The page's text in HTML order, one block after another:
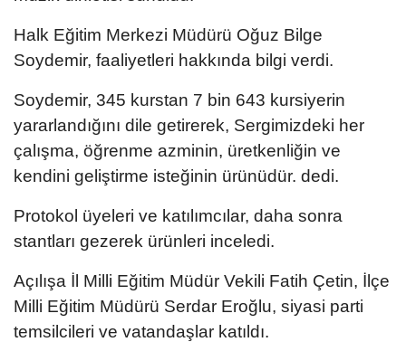
Halk Eğitim Merkezi Müdürü Oğuz Bilge
Soydemir, faaliyetleri hakkında bilgi verdi.
Soydemir, 345 kurstan 7 bin 643 kursiyerin
yararlandığını dile getirerek, Sergimizdeki her
çalışma, öğrenme azminin, üretkenliğin ve
kendini geliştirme isteğinin ürünüdür. dedi.
Protokol üyeleri ve katılımcılar, daha sonra
stantları gezerek ürünleri inceledi.
Açılışa İl Milli Eğitim Müdür Vekili Fatih Çetin, İlçe
Milli Eğitim Müdürü Serdar Eroğlu, siyasi parti
temsilcileri ve vatandaşlar katıldı.